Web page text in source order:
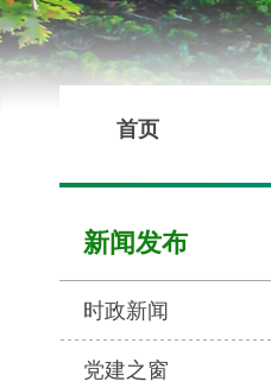
首页
新闻发布
时政新闻
党建之窗